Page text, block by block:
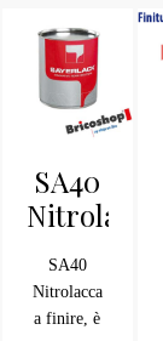
SA40
Nitrolacca
a
finire
SA40
Nitrolacca
a finire, è